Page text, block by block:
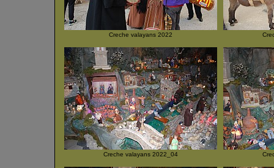
Creche valayans 2022
Creche valayans 2022_04